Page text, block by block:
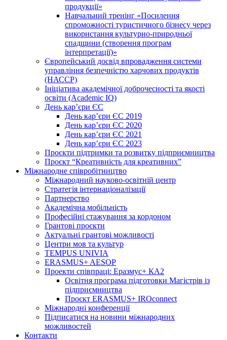
продукції»
Навчальний тренінг «Посилення
спроможності туристичного бізнесу через
використання культурно-природньої
спадщини (створення програм
інтерпретації)»
Європейський досвід впровадження системи
управління безпечністю харчових продуктів
(НАССР)
Ініціатива академічної доброчесності та якості
освіти (Academic IQ)
День кар’єри ЄС
День кар’єри ЄС 2019
День кар’єри ЄС 2020
День кар’єри ЄС 2021
День кар’єри ЄС 2023
Проєкти підтримки та розвитку підприємництва
Проєкт “Креативність для креативних”
Міжнародне співробітництво
Міжнародний науково-освітній центр
Стратегія інтернаціоналізації
Партнерство
Академічна мобільність
Професійні стажування за кордоном
Грантові проєкти
Актуальні грантові можливості
Центри мов та культур
TEMPUS UNIVIA
ERASMUS+ AESOP
Проекти співпраці: Еразмус+ КА2
Освітня програма підготовки Магістрів із
підприємництва
Проєкт ERASMUS+ IROconnect
Міжнародні конференції
Підписатися на новини міжнародних
можливостей
Контакти